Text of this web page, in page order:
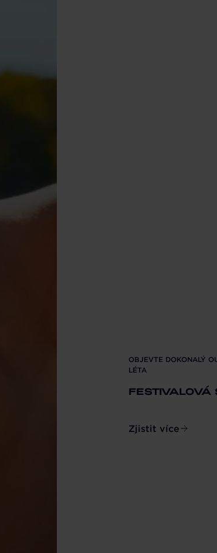
OBJEVTE DOKONALÝ
LÉTA
FESTIVALOVÁ
Zjistit více